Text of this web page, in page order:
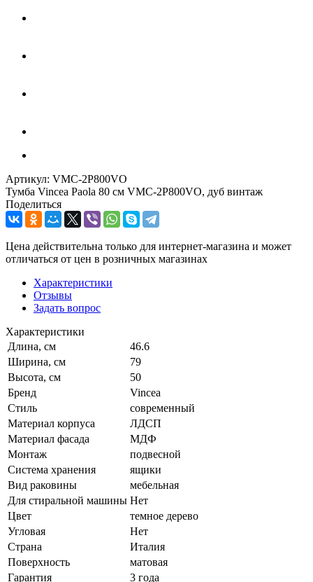
Артикул: VMC-2P800VO
Тумба Vincea Paola 80 см VMC-2P800VO, дуб винтаж
Поделиться
Цена действительна только для интернет-магазина и может
отличаться от цен в розничных магазинах
Характеристики
Отзывы
Задать вопрос
Характеристики
Длина, см
46.6
Ширина, см
79
Высота, см
50
Бренд
Vincea
Стиль
современный
Материал корпуса
ЛДСП
Материал фасада
МДФ
Монтаж
подвесной
Система хранения
ящики
Вид раковины
мебельная
Для стиральной машины Нет
Цвет
темное дерево
Угловая
Нет
Страна
Италия
Поверхность
матовая
Гарантия
3 года